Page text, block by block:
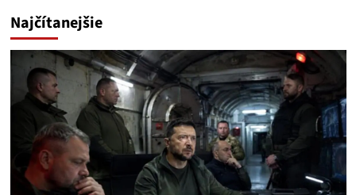
Najčítanejšie